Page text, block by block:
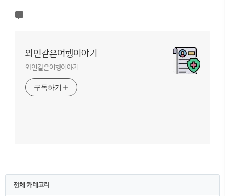
와인같은여행이야기
와인같은여행이야기
구독하기
전체 카테고리